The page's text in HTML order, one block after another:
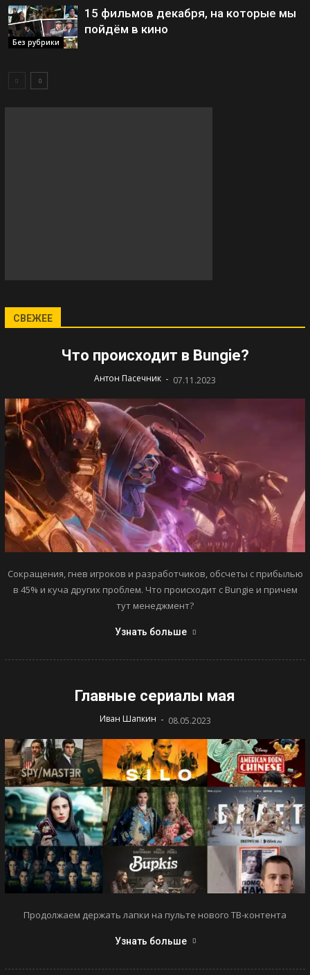
Без рубрики
15 фильмов декабря, на которые мы
пойдём в кино
СВЕЖЕЕ
Что происходит в Bungie?
Антон Пасечник - 07.11.2023
Сокращения, гнев игроков и разработчиков, обсчеты с прибылью
в 45% и куча других проблем. Что происходит с Bungie и причем
тут менеджмент?
Узнать больше
Главные сериалы мая
Иван Шапкин - 08.05.2023
Продолжаем держать лапки на пульте нового ТВ-контента
Узнать больше